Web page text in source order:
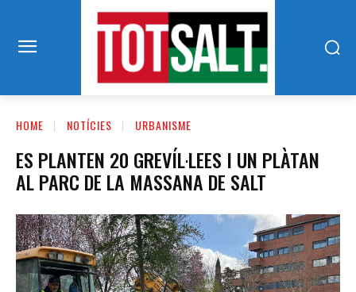
HOME NOTÍCIES URBANISME
ES PLANTEN 20 GREVÍL·LEES I UN PLÀTAN
AL PARC DE LA MASSANA DE SALT